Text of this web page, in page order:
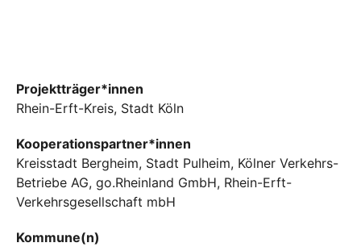
Projektträger*innen
Rhein-Erft-Kreis, Stadt Köln
Kooperationspartner*innen
Kreisstadt Bergheim, Stadt Pulheim, Kölner Verkehrs-
Betriebe AG, go.Rheinland GmbH, Rhein-Erft-
Verkehrsgesellschaft mbH
Kommune(n)